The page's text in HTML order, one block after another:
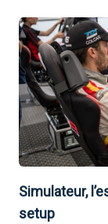
Simulateur,
setup